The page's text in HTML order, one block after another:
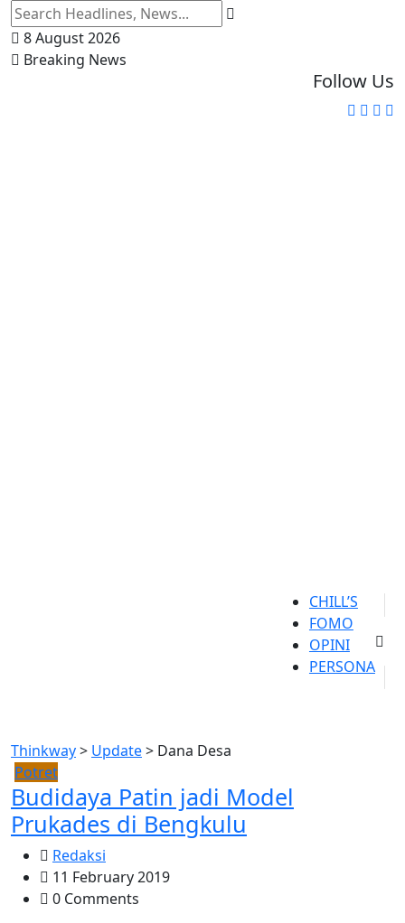
8 August 2026
Breaking News
Follow Us
CHILL’S
FOMO
OPINI
PERSONA
Thinkway> Update> Dana Desa
Potret
Budidaya Patin jadi Model
Prukades di Bengkulu
Redaksi
11 February 2019
0 Comments